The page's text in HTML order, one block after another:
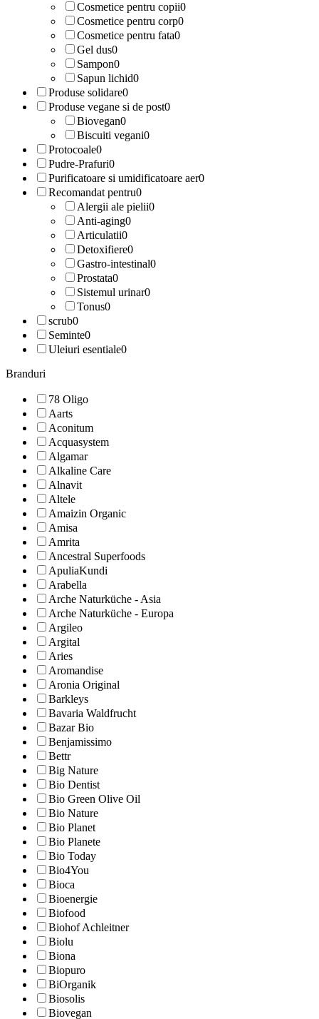
Cosmetice pentru copii0
Cosmetice pentru corp0
Cosmetice pentru fata0
Gel dus0
Sampon0
Sapun lichid0
Produse solidare0
Produse vegane si de post0
Biovegan0
Biscuiti vegani0
Protocoale0
Pudre-Prafuri0
Purificatoare si umidificatoare aer0
Recomandat pentru0
Alergii ale pielii0
Anti-aging0
Articulatii0
Detoxifiere0
Gastro-intestinal0
Prostata0
Sistemul urinar0
Tonus0
scrub0
Seminte0
Uleiuri esentiale0
Branduri
78 Oligo
Aarts
Aconitum
Acquasystem
Algamar
Alkaline Care
Alnavit
Altele
Amaizin Organic
Amisa
Amrita
Ancestral Superfoods
ApuliaKundi
Arabella
Arche Naturküche - Asia
Arche Naturküche - Europa
Argileo
Argital
Aries
Aromandise
Aronia Original
Barkleys
Bavaria Waldfrucht
Bazar Bio
Benjamissimo
Bettr
Big Nature
Bio Dentist
Bio Green Olive Oil
Bio Nature
Bio Planet
Bio Planete
Bio Today
Bio4You
Bioca
Bioenergie
Biofood
Biohof Achleitner
Biolu
Biona
Biopuro
BiOrganik
Biosolis
Biovegan